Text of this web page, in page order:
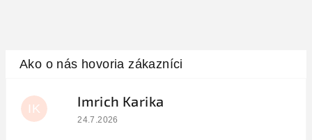
IK Imrich Karika
Hodnotenie obchodu je 5 z 5 hviezdičiek.
24.7.2026